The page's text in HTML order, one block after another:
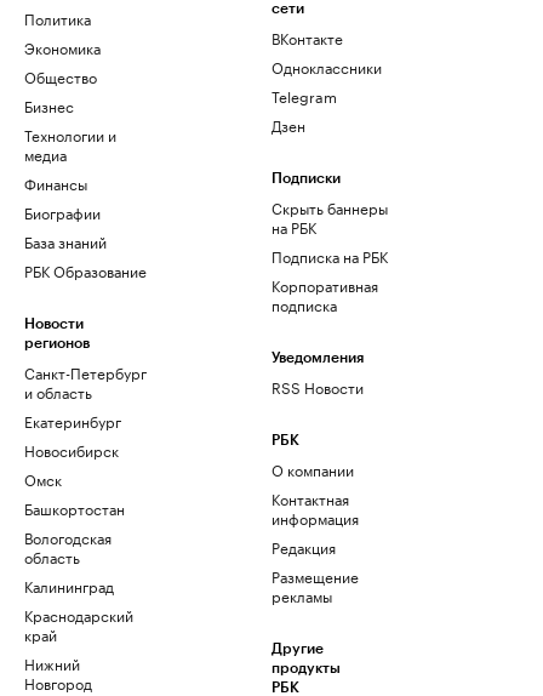
Политика
Экономика
Общество
Бизнес
Технологии и
медиа
Финансы
Биографии
База знаний
РБК Образование
Новости
регионов
Санкт-Петербург
и область
Екатеринбург
Новосибирск
Омск
Башкортостан
Вологодская
область
Калининград
Краснодарский
край
Нижний
Новгород
сети
ВКонтакте
Одноклассники
Telegram
Дзен
Подписки
Скрыть баннеры
на РБК
Подписка на РБК
Корпоративная
подписка
Уведомления
RSS Новости
РБК
О компании
Контактная
информация
Редакция
Размещение
рекламы
Другие
продукты
РБК